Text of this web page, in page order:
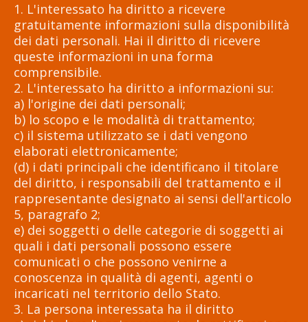
1. L'interessato ha diritto a ricevere
gratuitamente informazioni sulla disponibilità
dei dati personali. Hai il diritto di ricevere
queste informazioni in una forma
comprensibile.
2. L'interessato ha diritto a informazioni su:
a) l'origine dei dati personali;
b) lo scopo e le modalità di trattamento;
c) il sistema utilizzato se i dati vengono
elaborati elettronicamente;
(d) i dati principali che identificano il titolare
del diritto, i responsabili del trattamento e il
rappresentante designato ai sensi dell'articolo
5, paragrafo 2;
e) dei soggetti o delle categorie di soggetti ai
quali i dati personali possono essere
comunicati o che possono venirne a
conoscenza in qualità di agenti, agenti o
incaricati nel territorio dello Stato.
3. La persona interessata ha il diritto